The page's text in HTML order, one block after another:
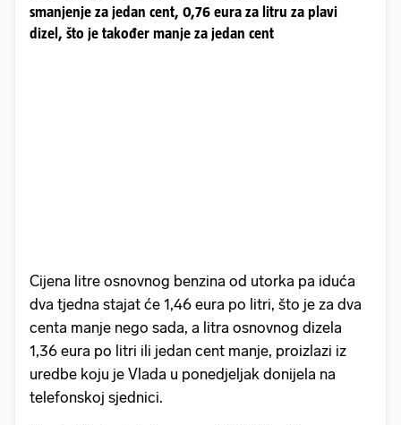
smanjenje za jedan cent, 0,76 eura za litru za plavi
dizel, što je također manje za jedan cent
Cijena litre osnovnog benzina od utorka pa iduća
dva tjedna stajat će 1,46 eura po litri, što je za dva
centa manje nego sada, a litra osnovnog dizela
1,36 eura po litri ili jedan cent manje, proizlazi iz
uredbe koju je Vlada u ponedjeljak donijela na
telefonskoj sjednici.